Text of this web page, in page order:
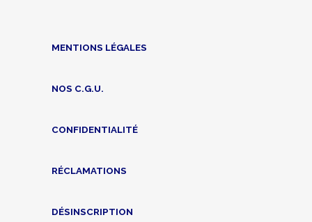
MENTIONS LÉGALES
NOS C.G.U.
CONFIDENTIALITÉ
RÉCLAMATIONS
DÉSINSCRIPTION